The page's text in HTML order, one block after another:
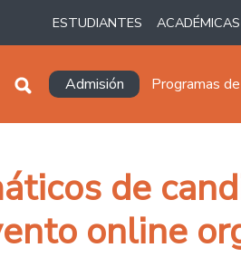
ESTUDIANTES
Navegación principal
Admisión Programas
de
online